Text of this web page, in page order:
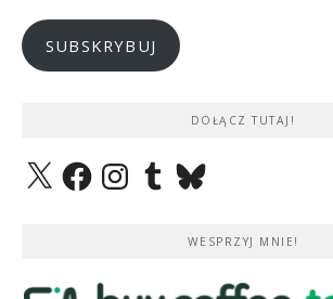
SUBSKRYBUJ
DOŁĄCZ TUTAJ!
X FacebookInstagramTumblrBluesky
WESPRZYJ MNIE!